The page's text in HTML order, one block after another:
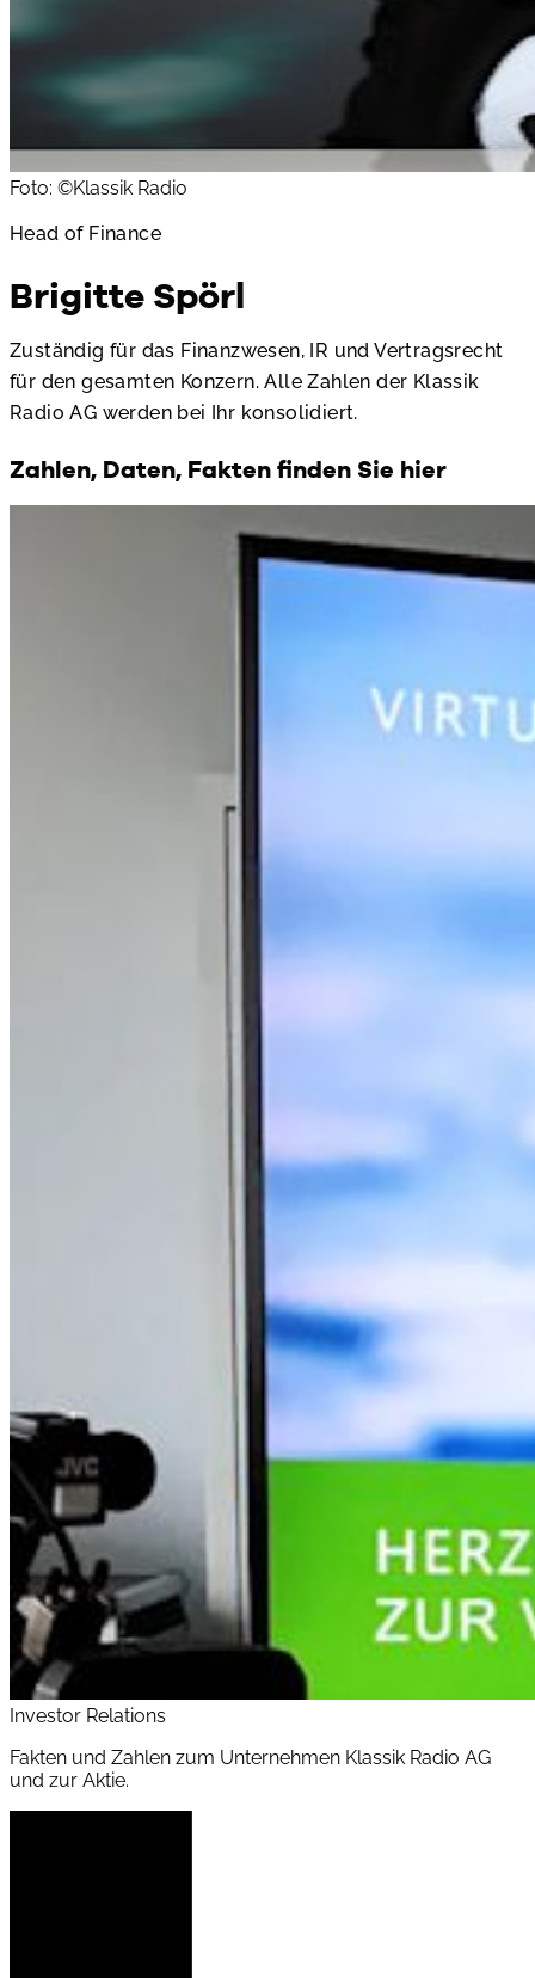
Foto: ©Klassik Radio
Head of Finance
Brigitte Spörl
Zuständig für das Finanzwesen, IR und Vertragsrecht
für den gesamten Konzern. Alle Zahlen der Klassik
Radio AG werden bei Ihr konsolidiert.
Zahlen, Daten, Fakten finden Sie hier
Investor Relations
Fakten und Zahlen zum Unternehmen Klassik Radio AG
und zur Aktie.